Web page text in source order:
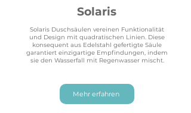
Solaris
Solaris Duschsäulen vereinen Funktionalität
und Design mit quadratischen Linien. Diese
konsequent aus Edelstahl gefertigte Säule
garantiert einzigartige Empfindungen, indem
sie den Wasserfall mit Regenwasser mischt.
Mehr erfahren